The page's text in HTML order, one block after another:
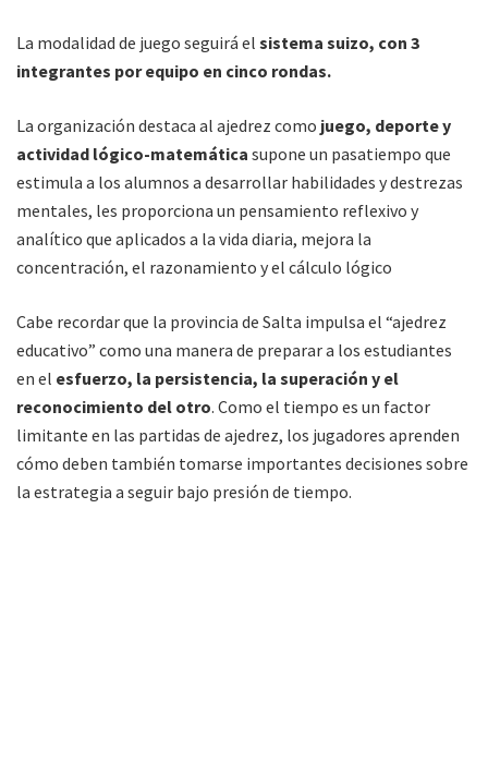
La modalidad de juego seguirá el sistema suizo, con 3
integrantes por equipo en cinco rondas.
La organización destaca al ajedrez como juego, deporte y
actividad lógico-matemática supone un pasatiempo que
estimula a los alumnos a desarrollar habilidades y destrezas
mentales, les proporciona un pensamiento reflexivo y
analítico que aplicados a la vida diaria, mejora la
concentración, el razonamiento y el cálculo lógico
Cabe recordar que la provincia de Salta impulsa el “ajedrez
educativo” como una manera de preparar a los estudiantes
en el esfuerzo, la persistencia, la superación y el
reconocimiento del otro. Como el tiempo es un factor
limitante en las partidas de ajedrez, los jugadores aprenden
cómo deben también tomarse importantes decisiones sobre
la estrategia a seguir bajo presión de tiempo.